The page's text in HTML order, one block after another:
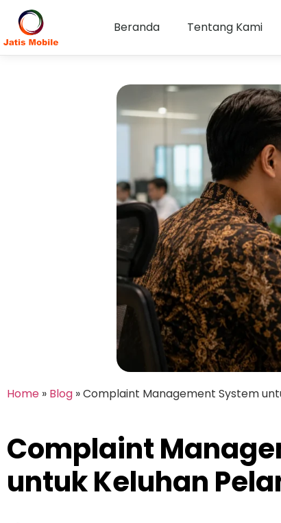
Beranda Tentang Kami
Home » Blog »Complaint Management System
Complaint
untuk Keluhan